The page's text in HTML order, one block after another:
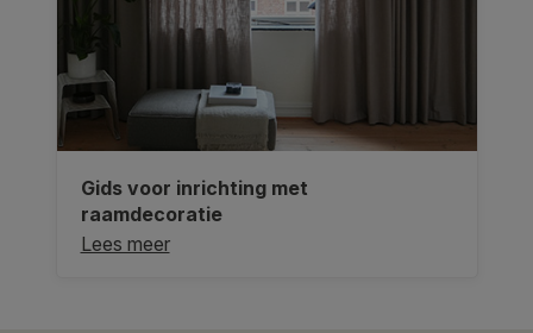
Gids voor inrichting met
raamdecoratie
Lees meer